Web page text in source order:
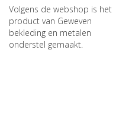
Volgens de webshop is het
product van Geweven
bekleding en metalen
onderstel gemaakt.